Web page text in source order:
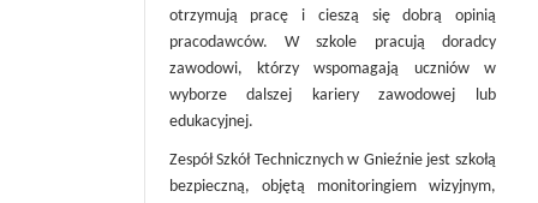
otrzymują pracę i cieszą się dobrą opinią
pracodawców. W szkole pracują doradcy
zawodowi, którzy wspomagają uczniów w
wyborze dalszej kariery zawodowej lub
edukacyjnej.
Zespół Szkół Technicznych w Gnieźnie jest szkołą
bezpieczną, objętą monitoringiem wizyjnym,